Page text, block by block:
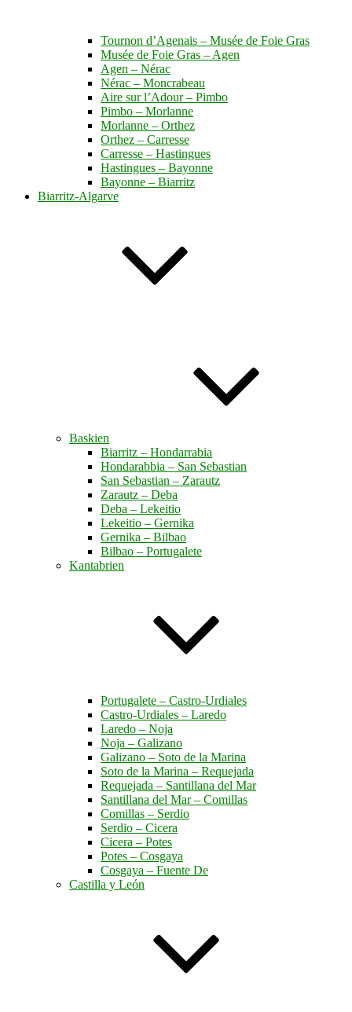
Tournon d’Agenais – Musée de Foie Gras
Musée de Foie Gras – Agen
Agen – Nérac
Nérac – Moncrabeau
Aire sur l’Adour – Pimbo
Pimbo – Morlanne
Morlanne – Orthez
Orthez – Carresse
Carresse – Hastingues
Hastingues – Bayonne
Bayonne – Biarritz
Biarritz-Algarve
Baskien
Biarritz – Hondarrabia
Hondarabbia – San Sebastian
San Sebastian – Zarautz
Zarautz – Deba
Deba – Lekeitio
Lekeitio – Gernika
Gernika – Bilbao
Bilbao – Portugalete
Kantabrien
Portugalete – Castro-Urdiales
Castro-Urdiales – Laredo
Laredo – Noja
Noja – Galizano
Galizano – Soto de la Marina
Soto de la Marina – Requejada
Requejada – Santillana del Mar
Santillana del Mar – Comillas
Comillas – Serdio
Serdio – Cicera
Cicera – Potes
Potes – Cosgaya
Cosgaya – Fuente De
Castilla y León